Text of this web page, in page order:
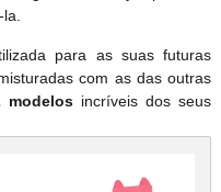
la.
para as suas futuras
com as das outras
modelos incríveis dos seus